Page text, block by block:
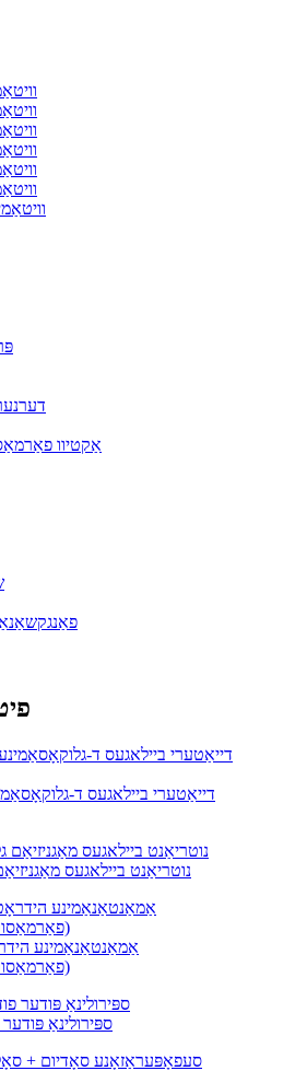
אַקטיוו
דייאַטערי ביילאגעס ד-
נוטריאַנט ביילאגעס
אַמאַנטאַנאַמינע
ספּירולינאַ